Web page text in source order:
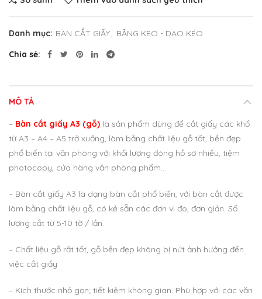
Danh mục: BÀN CẮT GIẤY, BĂNG KEO - DAO KÉO
Chia sẻ
MÔ TẢ
– Bàn cắt giấy A3 (gỗ) là sản phẩm dùng để cắt giấy các khổ
từ A3 – A4 – A5 trở xuống, làm bằng chất liệu gỗ tốt, bền đẹp
phổ biến tại văn phòng với khối lượng đóng hồ sơ nhiều, tiệm
photocopy, cửa hàng văn phòng phẩm…
– Bàn cắt giấy A3 là dạng bàn cắt phổ biến, với bàn cắt được
làm bằng chất liệu gỗ, có kẻ sẵn các đơn vị đo, đơn giản. Số
lượng cắt từ 5-10 tờ / lần.
– Chất liệu gỗ rất tốt, gỗ bền đẹp không bị nứt ảnh hưởng đến
việc cắt giấy
– Kích thước nhỏ gọn; tiết kiệm không gian. Phù hợp với các văn